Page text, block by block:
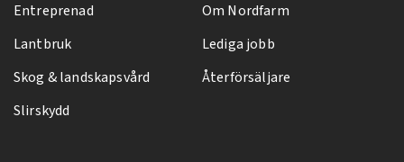
Entreprenad
Lantbruk
Skog & landskapsvård
Slirskydd
Om Nordfarm
Lediga jobb
Återförsäljare